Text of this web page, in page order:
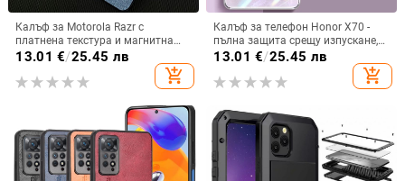
Калъф за Motorola Razr с
платнена текстура и магнитна
панта, флип
13.01 €/25.45 лв
add_shopping_cart
Калъф за телефон Honor X70 -
пълна защита срещу изпускане,
закалено стъкло, модел Аурора
13.01 €/25.45 лв
add_shopping_cart